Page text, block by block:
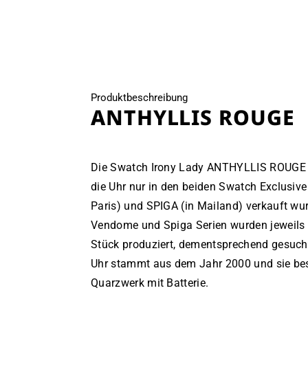
Produktbeschreibung
ANTHYLLIS ROUGE
Die Swatch Irony Lady ANTHYLLIS
die Uhr nur in den beiden Swatch
Paris) und SPIGA (in Mailand) verkauft
Vendome und Spiga Serien wurden
Stück produziert, dementsprechend
Uhr stammt aus dem Jahr 2000 und sie
Quarzwerk mit Batterie.